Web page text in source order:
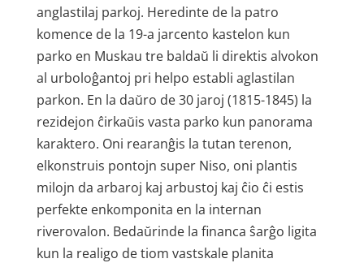
anglastilaj parkoj. Heredinte de la patro
komence de la 19-a jarcento kastelon kun
parko en Muskau tre baldaŭ li direktis alvokon
al urbo­loĝantoj pri helpo establi aglastilan
parkon. En la daŭro de 30 jaroj (1815-1845) la
rezidejon ĉirkaŭis vasta parko kun panorama
karaktero. Oni rearanĝis la tutan terenon,
elkonstruis pontojn super Niso, oni plantis
milojn da arbaroj kaj arbustoj kaj ĉio ĉi estis
perfekte enkomponita en la internan
riverovalon. Bedaŭrinde la financa ŝarĝo ligita
kun la realigo de tiom vastskale planita